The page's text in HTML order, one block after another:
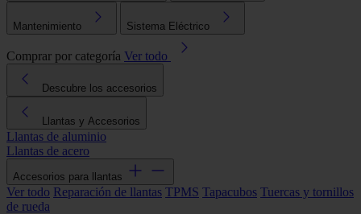
Mantenimiento Sistema Eléctrico
Comprar por categoría Ver todo
Descubre los accesorios
Llantas y Accesorios
Llantas de aluminio
Llantas de acero
Accesorios para llantas
Ver todo Reparación de llantas TPMS Tapacubos Tuercas y tornillos
de rueda